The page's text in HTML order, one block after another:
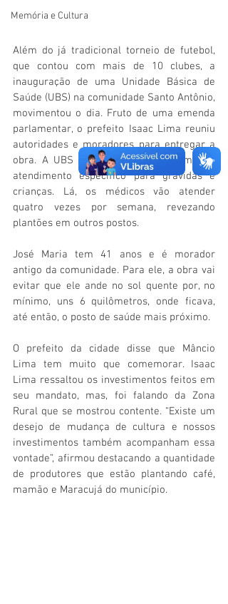
Memória e Cultura
Além do já tradicional torneio de futebol,
que contou com mais de 10 clubes, a
inauguração de uma Unidade Básica de
Saúde (UBS) na comunidade Santo Antônio,
movimentou o dia. Fruto de uma emenda
parlamentar, o prefeito Isaac Lima reuniu
autoridades e moradores para entregar a
obra. A UBS dispõe de um programa de
atendimento específico para grávidas e
crianças. Lá, os médicos vão atender
quatro vezes por semana, revezando
plantões em outros postos.
José Maria tem 41 anos e é morador
antigo da comunidade. Para ele, a obra vai
evitar que ele ande no sol quente por, no
mínimo, uns 6 quilômetros, onde ficava,
até então, o posto de saúde mais próximo.
O prefeito da cidade disse que Mâncio
Lima tem muito que comemorar. Isaac
Lima ressaltou os investimentos feitos em
seu mandato, mas, foi falando da Zona
Rural que se mostrou contente. “Existe um
desejo de mudança de cultura e nossos
investimentos também acompanham essa
vontade”, afirmou destacando a quantidade
de produtores que estão plantando café,
mamão e Maracujá do município.